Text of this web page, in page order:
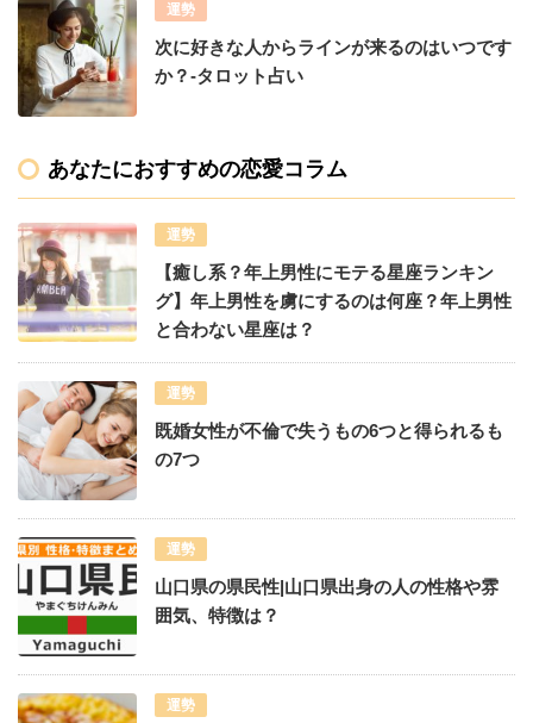
運勢
次に好きな人からラインが来るのはいつです
か？-タロット占い
あなたにおすすめの恋愛コラム
運勢
【癒し系？年上男性にモテる星座ランキン
グ】年上男性を虜にするのは何座？年上男性
と合わない星座は？
運勢
既婚女性が不倫で失うもの6つと得られるも
の7つ
運勢
山口県の県民性|山口県出身の人の性格や雰
囲気、特徴は？
運勢